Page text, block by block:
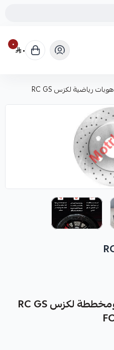
٠ ٠
هوبات رياضية لكزس RC GS
هوبات رياضية مخرمة ومخططة لكزس RC GS